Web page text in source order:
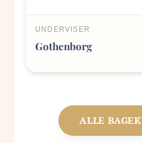
UNDERVISER
Gothenborg
ALLE